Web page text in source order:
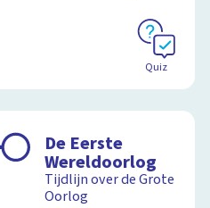
Schoolplaat
Quiz
De Eerste
Wereldoorlog
Tijdlijn over de Grote
Oorlog